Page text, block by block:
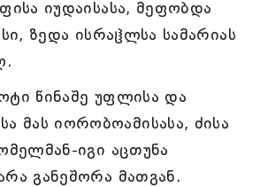
იუდაისასა, მეფობდა
ზედა ისრაჱლსა სამარიას
წინაშე უფლისა და
მას იორობოამისასა, ძისა
იგი აცთუნა
განეშორა მათგან.